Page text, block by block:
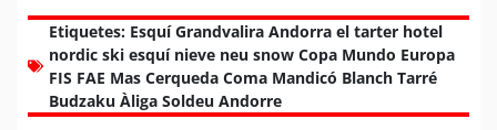
Etiquetes: Esquí Grandvalira Andorra el tarter hotel
nordic ski esquí nieve neu snow Copa Mundo Europa
FIS FAE Mas Cerqueda Coma Mandicó Blanch Tarré
Budzaku Àliga Soldeu Andorre